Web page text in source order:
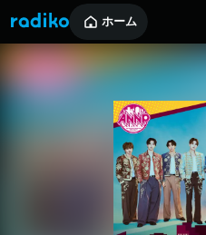
ホーム